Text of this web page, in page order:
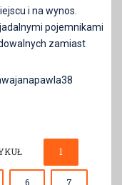
i na wynos.
pojemnikami
zamiast
1
6 7